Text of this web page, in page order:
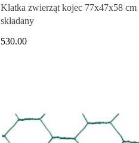
Klatka zwierząt kojec 77x47x58 cm
składany
530.00